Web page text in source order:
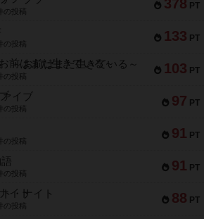
378 PT
の投稿
133 PT
の投稿
103 PT
～お前はまだ生きている～
の投稿
97 PT
イブ
の投稿
91 PT
の投稿
91 PT
の投稿
88 PT
・ナイト
の投稿